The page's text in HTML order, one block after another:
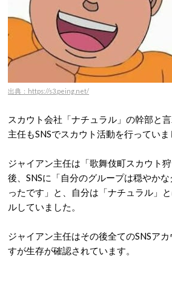
出典：https://s3.peing.net/
スカウト会社「ナチュラル」の幹部と
主任もSNSでスカウト活動を行っていま
ジャイアン主任は「歌舞伎町スカウト
後、SNSに「自分のグループは穏やか
ったです」と、自分は「ナチュラル」
ルしていました。
ジャイアン主任はその後全てのSNSア
すが生存が確認されています。